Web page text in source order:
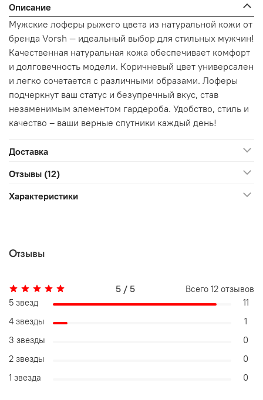
Описание
Мужские лоферы рыжего цвета из натуральной кожи от
бренда Vorsh — идеальный выбор для стильных мужчин!
Качественная натуральная кожа обеспечивает комфорт
и долговечность модели. Коричневый цвет универсален
и легко сочетается с различными образами. Лоферы
подчеркнут ваш статус и безупречный вкус, став
незаменимым элементом гардероба. Удобство, стиль и
качество – ваши верные спутники каждый день!
Доставка
Отзывы (12)
Характеристики
Отзывы
5 / 5 Всего 12 отзывов
5 звезд
11
4 звезды
1
3 звезды
0
2 звезды
0
1 звезда
0